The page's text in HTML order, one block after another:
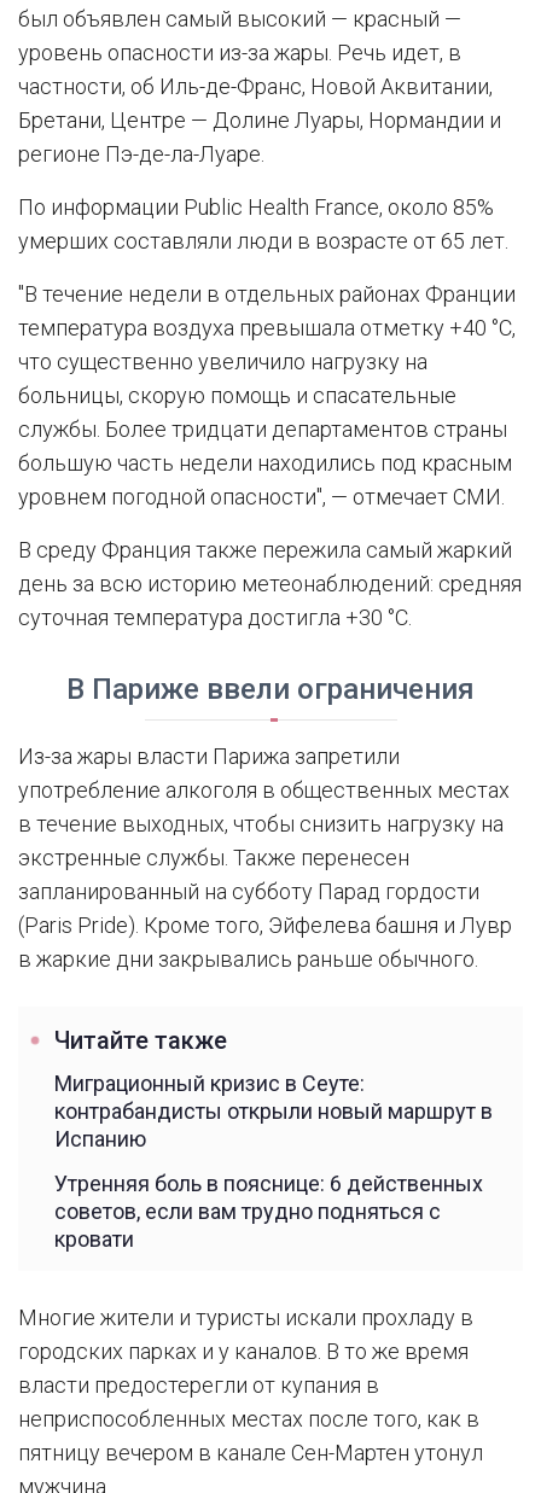
был объявлен самый высокий — красный —
уровень опасности из-за жары. Речь идет, в
частности, об Иль-де-Франс, Новой Аквитании,
Бретани, Центре — Долине Луары, Нормандии и
регионе Пэ-де-ла-Луаре.
По информации Public Health France, около 85%
умерших составляли люди в возрасте от 65 лет.
"В течение недели в отдельных районах Франции
температура воздуха превышала отметку +40 °C,
что существенно увеличило нагрузку на
больницы, скорую помощь и спасательные
службы. Более тридцати департаментов страны
большую часть недели находились под красным
уровнем погодной опасности", — отмечает СМИ.
В среду Франция также пережила самый жаркий
день за всю историю метеонаблюдений: средняя
суточная температура достигла +30 °C.
В Париже ввели ограничения
Из-за жары власти Парижа запретили
употребление алкоголя в общественных местах
в течение выходных, чтобы снизить нагрузку на
экстренные службы. Также перенесен
запланированный на субботу Парад гордости
(Paris Pride). Кроме того, Эйфелева башня и Лувр
в жаркие дни закрывались раньше обычного.
Читайте также
Миграционный кризис в Сеуте:
контрабандисты открыли новый маршрут в
Испанию
Утренняя боль в пояснице: 6 действенных
советов, если вам трудно подняться с
кровати
Многие жители и туристы искали прохладу в
городских парках и у каналов. В то же время
власти предостерегли от купания в
неприспособленных местах после того, как в
пятницу вечером в канале Сен-Мартен утонул
мужчина.